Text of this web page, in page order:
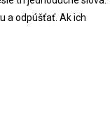
a odpúšťať. Ak ich